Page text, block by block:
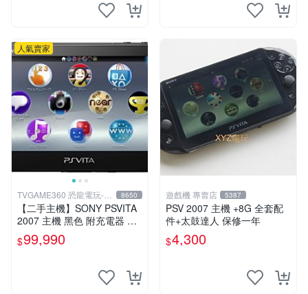
人氣賣家
TVGAME360 恐龍電玩-台
中店
8650
【二手主機】SONY PSVITA
2007 主機 黑色 附充電器 US
B傳輸線 PS VITA PSV 無盒
裝
$99,990
遊戲機 專賣店 5387
PSV 2007 主機 +8G 全套配
件+太鼓達人 保修一年
$4,300